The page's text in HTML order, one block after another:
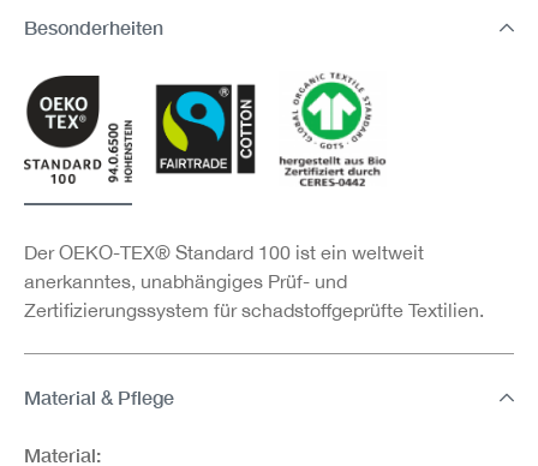
Besonderheiten
Der OEKO-TEX® Standard 100 ist ein weltweit
anerkanntes, unabhängiges Prüf- und
Zertifizierungssystem für schadstoffgeprüfte Textilien.
Material & Pflege
Material: